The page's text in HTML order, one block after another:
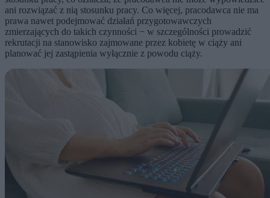
ani rozwiązać z nią stosunku pracy. Co więcej, pracodawca nie ma
prawa nawet podejmować działań przygotowawczych
zmierzających do takich czynności − w szczególności prowadzić
rekrutacji na stanowisko zajmowane przez kobietę w ciąży ani
planować jej zastąpienia wyłącznie z powodu ciąży.